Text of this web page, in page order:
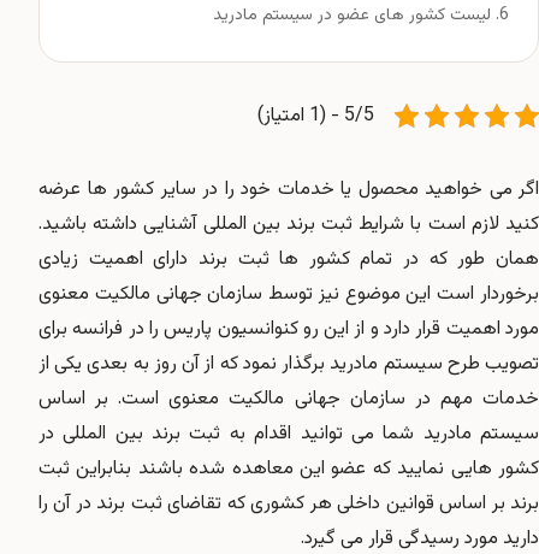
لیست کشور های عضو در سیستم مادرید
5/5 - (1 امتیاز)
اگر می خواهید محصول یا خدمات خود را در سایر کشور ها عرضه
کنید لازم است با شرایط ثبت برند بین المللی آشنایی داشته باشید.
همان طور که در تمام کشور ها ثبت برند دارای اهمیت زیادی
برخوردار است این موضوع نیز توسط سازمان جهانی مالکیت معنوی
مورد اهمیت قرار دارد و از این رو کنوانسیون پاریس را در فرانسه برای
تصویب طرح سیستم مادرید برگذار نمود که از آن روز به بعدی یکی از
خدمات مهم در سازمان جهانی مالکیت معنوی است. بر اساس
سیستم مادرید شما می توانید اقدام به ثبت برند بین المللی در
کشور هایی نمایید که عضو این معاهده شده باشند بنابراین ثبت
برند بر اساس قوانین داخلی هر کشوری که تقاضای ثبت برند در آن را
دارید مورد رسیدگی قرار می گیرد.